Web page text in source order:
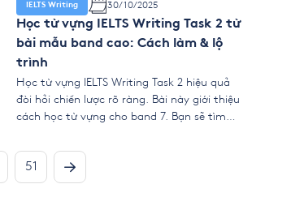
IELTS Writing 30/10/2025
Học từ vựng IELTS Writing Task 2 từ
bài mẫu band cao: Cách làm & lộ
trình
Học từ vựng IELTS Writing Task 2 hiệu quả
đòi hỏi chiến lược rõ ràng. Bài này giới thiệu
cách học từ vựng cho band 7. Bạn sẽ tìm
giúp bạn mở rộng nguồn từ vựng. Bạn sẽ
học cách paraphrase theo chủ đề, xây dựng
phrase […]
51